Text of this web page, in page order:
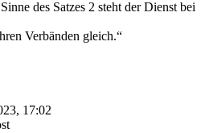
des Satzes 2 steht der Dienst bei
Verbänden gleich.“
17:02